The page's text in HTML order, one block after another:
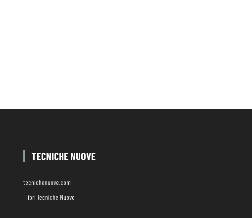
TECNICHE NUOVE
tecnichenuove.com
I libri Tecniche Nuove